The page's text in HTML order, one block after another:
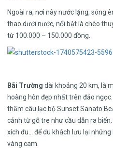
Ngoài ra, nơi này nước lặng, sóng
thao dưới nước, nổi bật là chèo
từ 100.000 – 150.000 đồng.
Bãi Trường dài khoảng 20 km, là
hoàng hôn đẹp nhất trên đảo
thăm câu lạc bộ Sunset Sanato
cảnh từ gỗ tre như cầu dẫn ra
xích đu… để du khách lưu lại
vàng cam.